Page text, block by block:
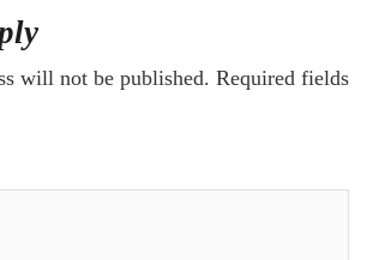
will not be published. Required fields